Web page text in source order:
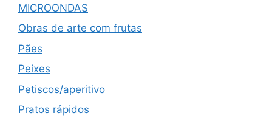
MICROONDAS
Obras de arte com frutas
Pães
Peixes
Petiscos/aperitivo
Pratos rápidos